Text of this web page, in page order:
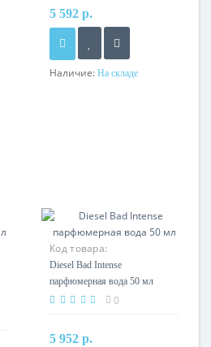
5 592 р.
Наличие: На складе
Код товара:
Diesel Bad Intense
парфюмерная вода 50 мл
0
5 952 р.